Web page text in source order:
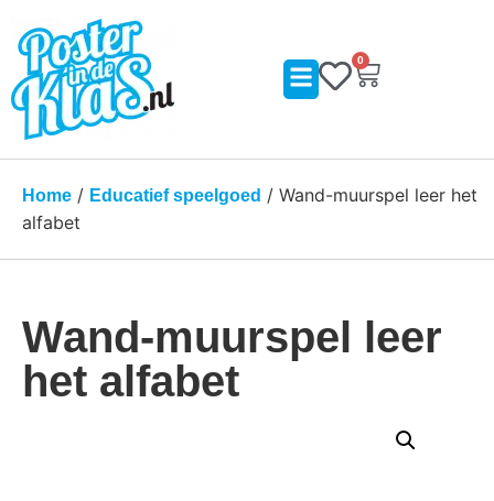
0
Home / Educatief speelgoed / Wand-muurspel leer het
alfabet
Wand-muurspel leer
het alfabet